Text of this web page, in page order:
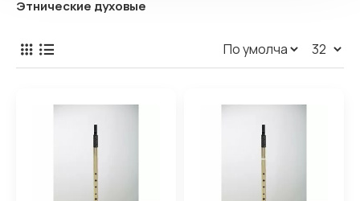
Этнические духовые